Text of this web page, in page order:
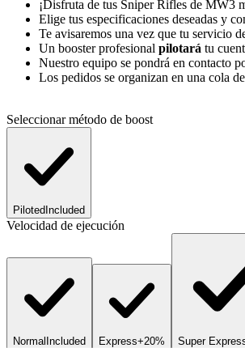
¡Disfruta de tus Sniper Rifles de MW3
Elige tus especificaciones deseadas y
Te avisaremos una vez que tu servicio
Un booster profesional pilotará tu
Nuestro equipo se pondrá en contacto
Los pedidos se organizan en una cola
Seleccionar método de boost
Piloted Included
Velocidad de ejecución
Normal Included Express+20% Super